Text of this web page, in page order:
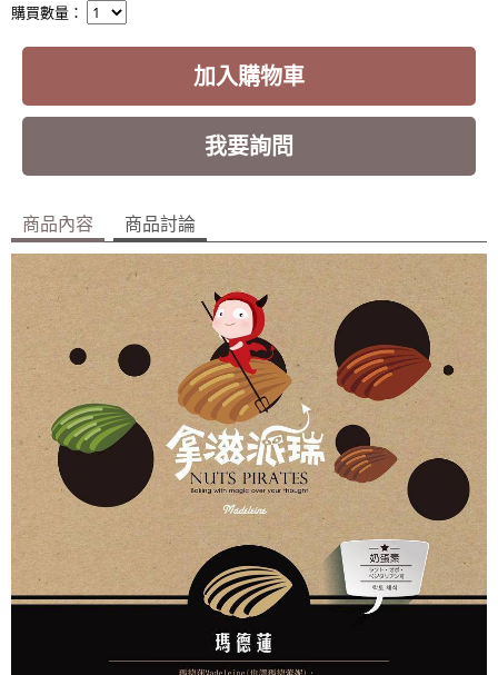
購買數量：
加入購物車
我要詢問
商品內容 商品討論